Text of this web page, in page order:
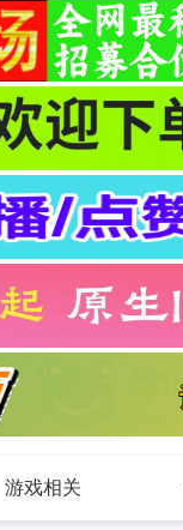
游戏相关